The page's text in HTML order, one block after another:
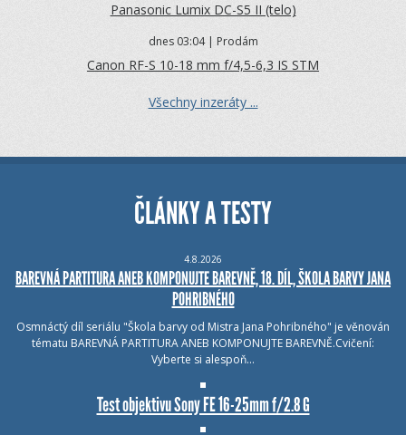
Panasonic Lumix DC-S5 II (telo)
dnes 03:04 | Prodám
Canon RF-S 10-18 mm f/4,5-6,3 IS STM
Všechny inzeráty ...
ČLÁNKY A TESTY
4.8.2026
BAREVNÁ PARTITURA ANEB KOMPONUJTE BAREVNĚ, 18. DÍL, ŠKOLA BARVY JANA
POHRIBNÉHO
Osmnáctý díl seriálu "Škola barvy od Mistra Jana Pohribného" je věnován
tématu BAREVNÁ PARTITURA ANEB KOMPONUJTE BAREVNĚ.Cvičení:
Vyberte si alespoň…
Test objektivu Sony FE 16-25mm f/2.8 G